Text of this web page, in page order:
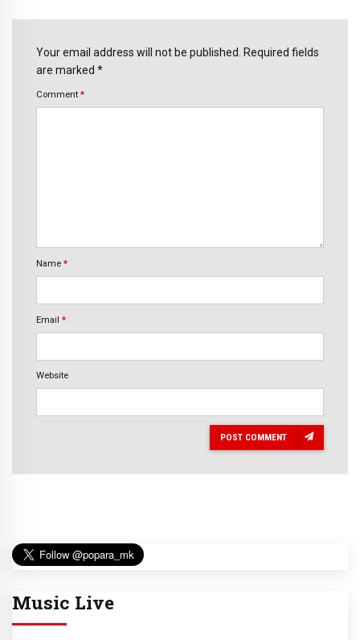
Your email address will not be published. Required fields
are marked *
Comment *
Name *
Email *
Website
POST COMMENT
Music Live